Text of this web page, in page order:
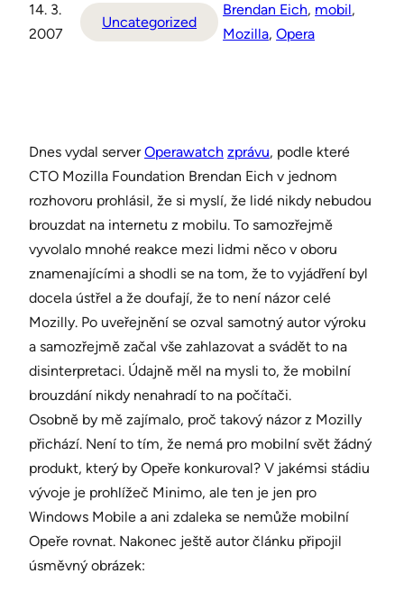
14. 3.
2007
Uncategorized
Brendan Eich, mobil,
Mozilla, Opera
Dnes vydal serverOperawatch zprávu, podle které
CTO Mozilla Foundation Brendan Eich v jednom
rozhovoru prohlásil, že si myslí, že lidé nikdy nebudou
brouzdat na internetu z mobilu. To samozřejmě
vyvolalo mnohé reakce mezi lidmi něco v oboru
znamenajícími a shodli se na tom, že to vyjádření byl
docela ústřel a že doufají, že to není názor celé
Mozilly. Po uveřejnění se ozval samotný autor výroku
a samozřejmě začal vše zahlazovat a svádět to na
disinterpretaci. Údajně měl na mysli to, že mobilní
brouzdání nikdy nenahradí to na počítači.
Osobně by mě zajímalo, proč takový názor z Mozilly
přichází. Není to tím, že nemá pro mobilní svět žádný
produkt, který by Opeře konkuroval? V jakémsi stádiu
vývoje je prohlížeč Minimo, ale ten je jen pro
Windows Mobile a ani zdaleka se nemůže mobilní
Opeře rovnat. Nakonec ještě autor článku připojil
úsměvný obrázek: